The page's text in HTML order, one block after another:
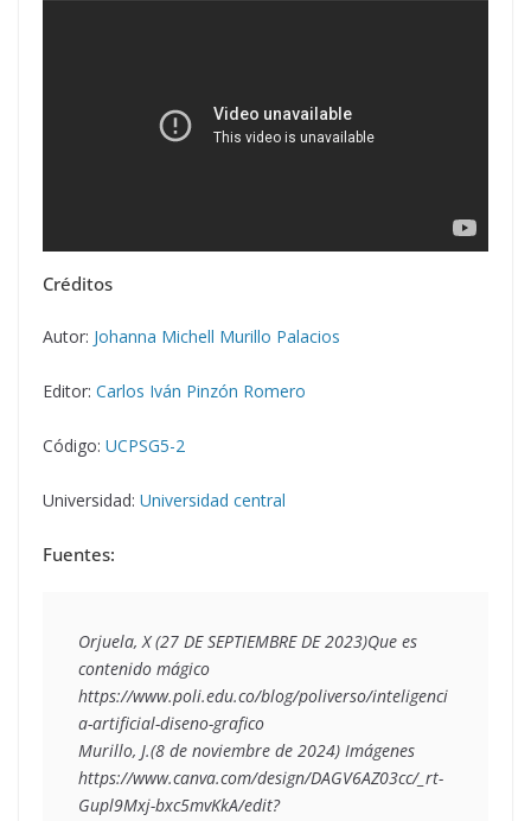
Créditos
Autor: Johanna Michell Murillo Palacios
Editor: Carlos Iván Pinzón Romero
Código: UCPSG5-2
Universidad: Universidad central
Fuentes:
Orjuela, X (27 DE SEPTIEMBRE DE 2023)Que es
https://www.poli.edu.co/blog/poliverso/inteligenci
a-artificial-diseno-grafico
Murillo, J.(8 de noviembre de 2024) Imágenes
https://www.canva.com/design/DAGV6AZ03cc/_rt-
Gupl9Mxj-bxc5mvKkA/edit?